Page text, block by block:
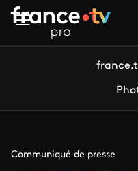
Aller au contenu principal
Communiqué de presse